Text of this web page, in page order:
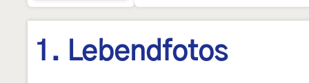
1. Lebendfotos